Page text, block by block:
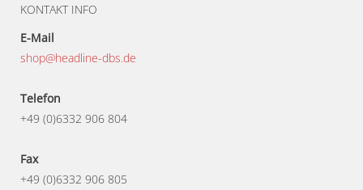
KONTAKT INFO
E-Mail
shop@headline-dbs.de
Telefon
+49 (0)6332 906 804
Fax
+49 (0)6332 906 805